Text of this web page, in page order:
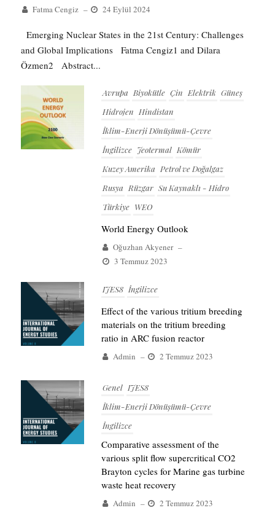
Fatma Cengiz – 24 Eylül 2024
Emerging Nuclear States in the 21st Century: Challenges
and Global Implications Fatma Cengiz1 and Dilara
Özmen2 Abstract...
Avrupa Biyokütle Çin Elektrik Güneş
Hidrojen Hindistan
İklim-Enerji Dönüşümü-Çevre
İngilizce Jeotermal Kömür
Kuzey Amerika Petrol ve Doğalgaz
Rusya Rüzgar Su Kaynaklı - Hidro
Türkiye WEO
World Energy Outlook
Oğuzhan Akyener –
3 Temmuz 2023
IJES8 İngilizce
Effect of the various tritium breeding
materials on the tritium breeding
ratio in ARC fusion reactor
Admin – 2 Temmuz 2023
Genel IJES8
İklim-Enerji Dönüşümü-Çevre
İngilizce
Comparative assessment of the
various split flow supercritical CO2
Brayton cycles for Marine gas turbine
waste heat recovery
Admin – 2 Temmuz 2023